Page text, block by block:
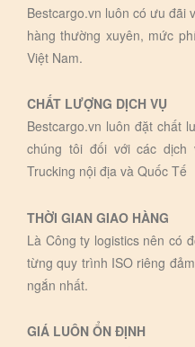
Bestcargo.vn luôn có ưu đãi
hàng thường xuyên, mức
Việt Nam.
CHẤT LƯỢNG DỊCH VỤ
Bestcargo.vn luôn đặt chất
chúng tôi đối với các dịch
Trucking nội địa và Quốc Tế
THỜI GIAN GIAO HÀNG
Là Công ty logistics nên có
từng quy trình ISO riêng
ngắn nhất.
GIÁ LUÔN ỔN ĐỊNH